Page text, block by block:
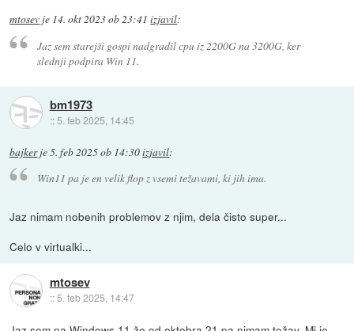
mtosev je 14. okt 2023 ob 23:41 izjavil:
Jaz sem starejši gospi nadgradil cpu iz 2200G na 3200G, ker
slednji podpira Win 11.
bm1973
:: 5. feb 2025, 14:45
bajkerje5. feb 2025 ob 14:30izjavil:
Win11 pa je en velik flop z vsemi težavami, ki jih ima.
Jaz nimam nobenih problemov z njim, dela čisto super...
Celo v virtualki...
mtosev
::5. feb 2025, 14:47